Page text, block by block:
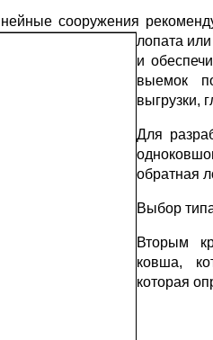
сооружения
лопата
и
выемок
выгрузки,
Для
обратная
Выбор
Вторым
ковша,
которая